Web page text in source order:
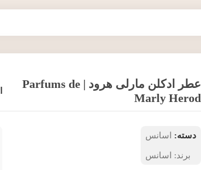
عطر ادکلن مارلی هرود | Parfums de
Marly Herod
دسته: اسانس
برند: اسانس